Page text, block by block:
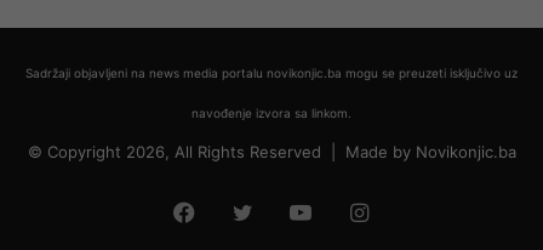
Sadržaji objavljeni na news media portalu novikonjic.ba mogu se preuzeti isključivo uz
navođenje izvora sa linkom.
© Copyright 2026, All Rights Reserved | Made by Novikonjic.ba
Facebook
TwitterYouTubeInstagram